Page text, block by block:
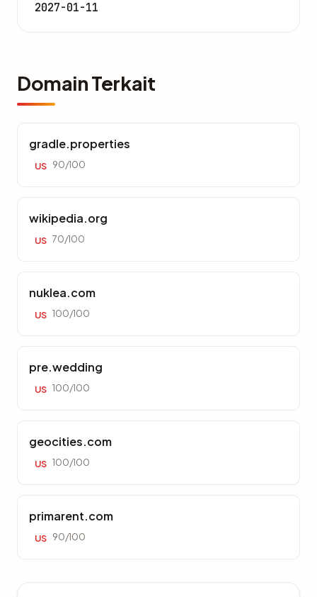
2027-01-11
Domain Terkait
gradle.properties
US 90/100
wikipedia.org
US 70/100
nuklea.com
US 100/100
pre.wedding
US 100/100
geocities.com
US 100/100
primarent.com
US 90/100